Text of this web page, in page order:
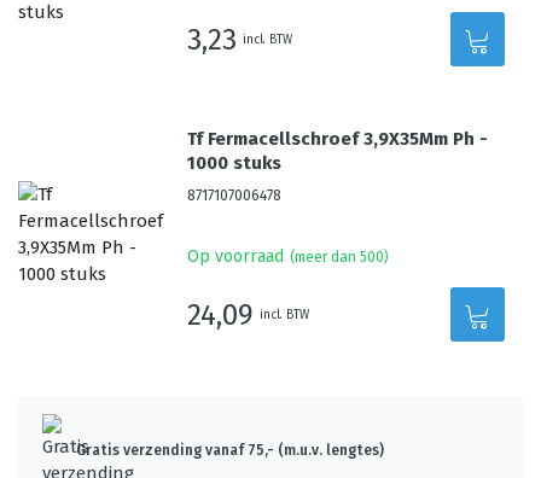
3,23 incl. BTW
Tf Fermacellschroef 3,9X35Mm Ph -
1000 stuks
8717107006478
Op voorraad (meer dan 500)
24,09 incl. BTW
Gratis verzending vanaf 75,- (m.u.v. lengtes)